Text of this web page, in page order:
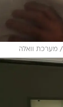
/ מערכת וואלה